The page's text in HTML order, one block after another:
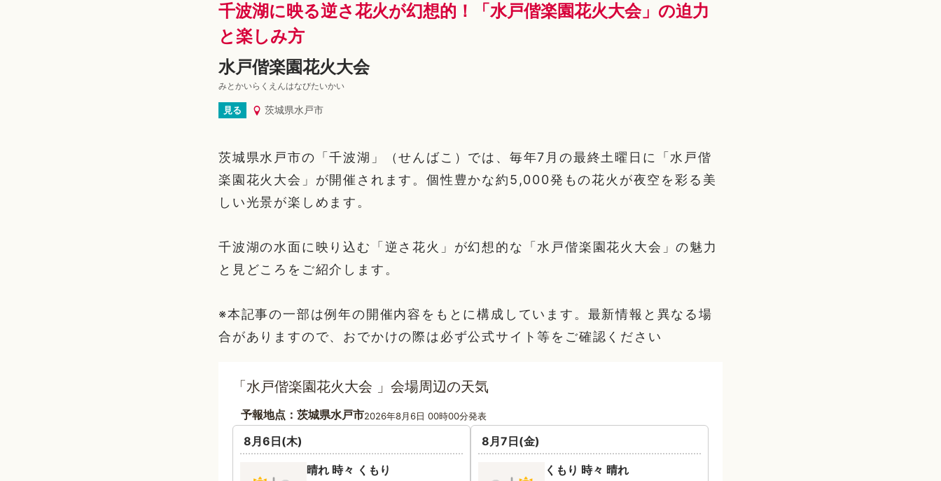
千波湖に映る逆さ花火が幻想的！「水戸偕楽園花火大会」の迫力
と楽しみ方
水戸偕楽園花火大会
みとかいらくえんはなびたいかい
見る 茨城県水戸市
茨城県水戸市の「千波湖」（せんばこ）では、毎年7月の最終土曜日に「水戸偕
楽園花火大会」が開催されます。個性豊かな約5,000発もの花火が夜空を彩る美
しい光景が楽しめます。
千波湖の水面に映り込む「逆さ花火」が幻想的な「水戸偕楽園花火大会」の魅力
と見どころをご紹介します。
※本記事の一部は例年の開催内容をもとに構成しています。最新情報と異なる場
合がありますので、おでかけの際は必ず公式サイト等をご確認ください
「水戸偕楽園花火大会 」会場周辺の天気
予報地点：茨城県水戸市2026年8月6日 00時00分発表
8月6日(木)
晴れ 時々 くもり
8月7日(金)
くもり 時々 晴れ